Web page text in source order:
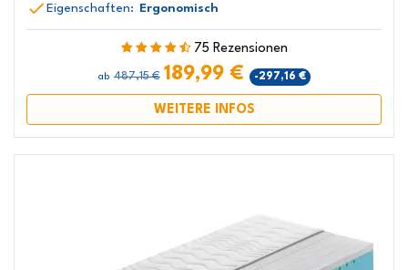
Eigenschaften: Ergonomisch
75 Rezensionen
ab 487,15 € 189,99 € -297,16 €
WEITERE INFOS